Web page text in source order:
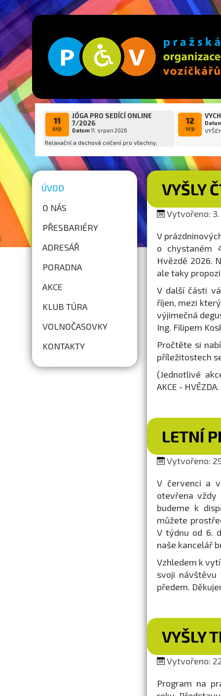
11
srp
JÓGA PRO SEDÍCÍ ONLINE
7/2026
Datum11. srpen 2026
Relaxační a dechová cvičení pro všechny.
12
srp
ÚVOD
O NÁS
PŘESBARIÉRY
ADRESÁŘ
PORADNA
AKCE
KLUB TÚRA
VOLNOČASOVKY
KONTAKTY
VYŠLY
Vytvořeno: 3.
V
o chystaném
Hvězdě 2026.
ale taky
V další části
říjen, mezi
výjimečná
Ing. Filipem
Pročtěte si
příležitostech
(Jednotlivé
AKCE -
LETNÍ
Vytvořeno:
V červenci a
otevřena
budeme k
můžete
V týdnu od 6.
naše kancelář
Vzhledem k
svoji návštěvu
předem.
VYŠLY
Vytvořeno:
Program na